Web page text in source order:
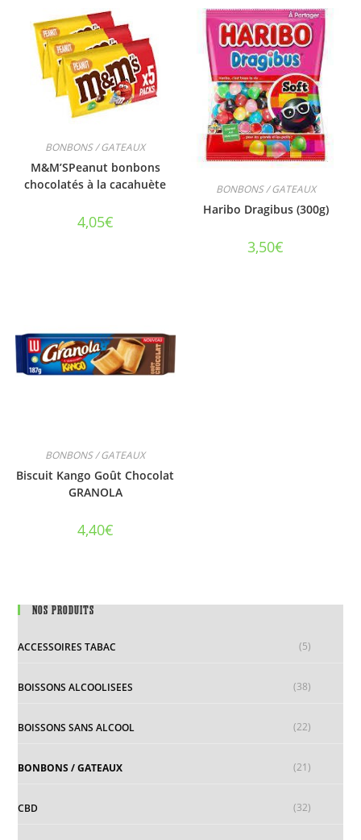
BONBONS / GATEAUX
M&M’SPeanut bonbons
chocolatés à la cacahuète
4,05€
BONBONS / GATEAUX
Haribo Dragibus (300g)
3,50€
BONBONS / GATEAUX
Biscuit Kango Goût Chocolat
GRANOLA
4,40€
NOS PRODUITS
ACCESSOIRES TABAC (5)
BOISSONS ALCOOLISEES (38)
BOISSONS SANS ALCOOL (22)
BONBONS / GATEAUX (21)
CBD (32)